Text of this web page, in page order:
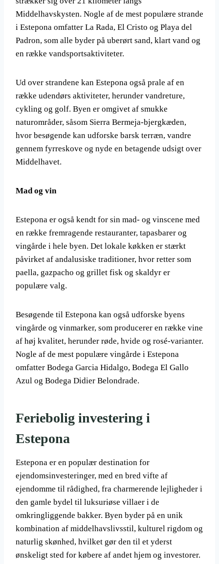
Middelhavskysten. Nogle af de mest populære strande
i Estepona omfatter La Rada, El Cristo og Playa del
Padron, som alle byder på uberørt sand, klart vand og
en række vandsportsaktiviteter.
Ud over strandene kan Estepona også prale af en
række udendørs aktiviteter, herunder vandreture,
cykling og golf. Byen er omgivet af smukke
naturområder, såsom Sierra Bermeja-bjergkæden,
hvor besøgende kan udforske barsk terræn, vandre
gennem fyrreskove og nyde en betagende udsigt over
Middelhavet.
Mad og vin
Estepona er også kendt for sin mad- og vinscene med
en række fremragende restauranter, tapasbarer og
vingårde i hele byen. Det lokale køkken er stærkt
påvirket af andalusiske traditioner, hvor retter som
paella, gazpacho og grillet fisk og skaldyr er
populære valg.
Besøgende til Estepona kan også udforske byens
vingårde og vinmarker, som producerer en række vine
af høj kvalitet, herunder røde, hvide og rosé-varianter.
Nogle af de mest populære vingårde i Estepona
omfatter Bodega Garcia Hidalgo, Bodega El Gallo
Azul og Bodega Didier Belondrade.
Feriebolig investering i
Estepona
Estepona er en populær destination for
ejendomsinvesteringer, med en bred vifte af
ejendomme til rådighed, fra charmerende lejligheder i
den gamle bydel til luksuriøse villaer i de
omkringliggende bakker. Byen byder på en unik
kombination af middelhavslivsstil, kulturel rigdom og
naturlig skønhed, hvilket gør den til et yderst
ønskeligt sted for købere af andet hjem og investorer.